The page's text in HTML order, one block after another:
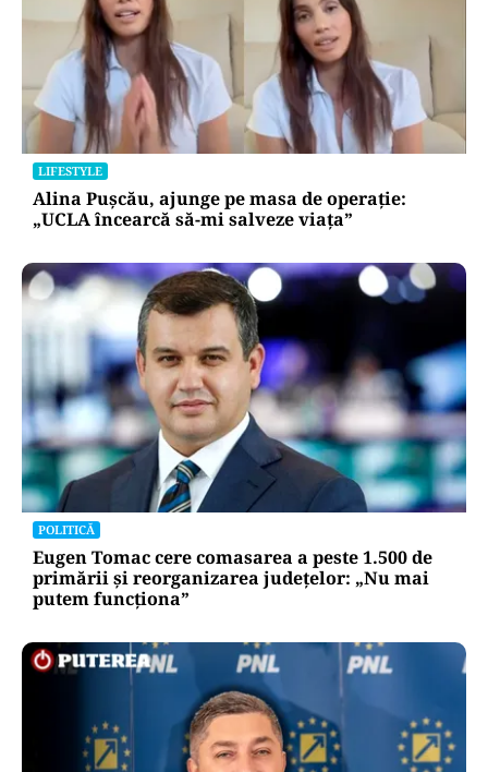
LIFESTYLE
Alina Pușcău, ajunge pe masa de operație:
„UCLA încearcă să-mi salveze viața”
POLITICĂ
Eugen Tomac cere comasarea a peste 1.500 de
primării și reorganizarea județelor: „Nu mai
putem funcționa”